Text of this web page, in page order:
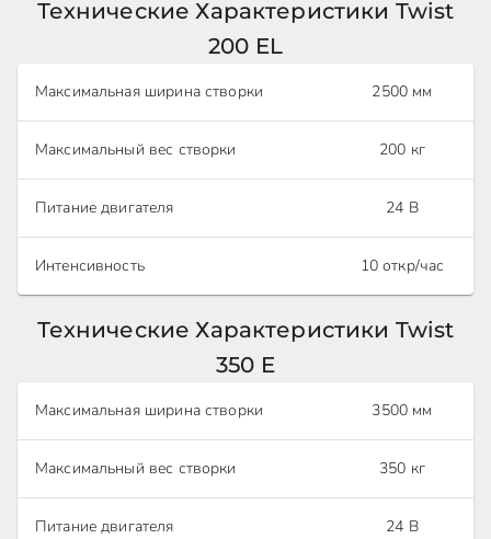
Технические Характеристики Twist
200 EL
Максимальная ширина створки 2500 мм
Максимальный вес створки 200 кг
Питание двигателя 24 В
Интенсивность 10 откр/час
Технические Характеристики Twist
350 E
Максимальная ширина створки 3500 мм
Максимальный вес створки 350 кг
Питание двигателя 24 В